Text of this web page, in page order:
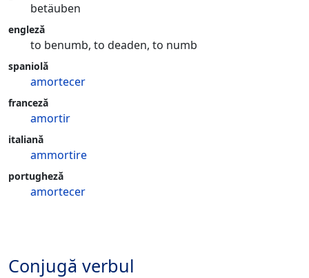
betäuben
engleză
to benumb, to deaden, to numb
spaniolă
amortecer
franceză
amortir
italiană
ammortire
portugheză
amortecer
Conjugă verbul